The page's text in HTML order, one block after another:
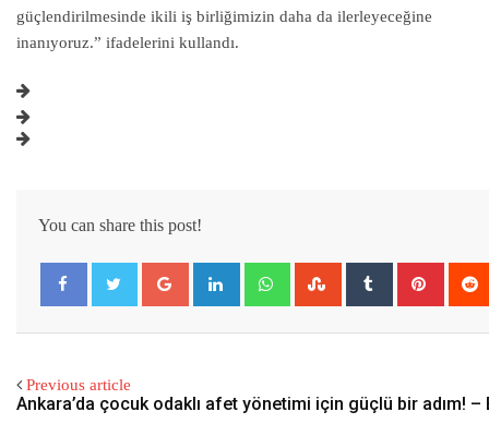
güçlendirilmesinde ikili iş birliğimizin daha da ilerleyeceğine
inanıyoruz.” ifadelerini kullandı.
You can share this post!
Previous article
Ankara’da çocuk odaklı afet yönetimi için güçlü bir adım! –